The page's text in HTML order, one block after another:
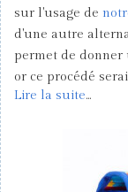
sur l'usage de
d'une autre
permet de
or ce procédé
Lire la suite...